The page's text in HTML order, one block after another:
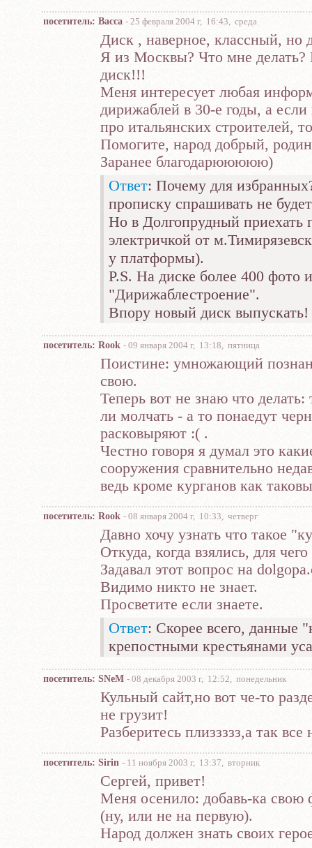
посетитель: Bacca - 25 февраля 2004 г, 16:43, среда
Диск , наверное, классный, но
Я из Москвы? Что мне
диск!!!
Меня интересует любая
дирижаблей в 30-е годы, а
про итальянских строителей,
Помогите, народ добрый,
Заранее благодарююююю)
Ответ: Почему для
прописку спрашивать не
Но в Долгопрудный приехать
электричкой от
у платформы).
P.S. На диске более 400 фото
"Дирижаблестроение".
Впору новый диск
посетитель: Rook - 09 января 2004 г, 13:18, пятница
Поистине: умножающий
свою.
Теперь вот не знаю что делать:
ли молчать - а то понаедут
расковыряют :( .
Честно говоря я думал это
сооружения сравнительно
ведь кроме курганов как
посетитель: Rook - 08 января 2004 г, 10:33, четверг
Давно хочу узнать что такое
Откуда, когда взялись, для
Задавал этот вопрос на
Видимо никто не знает.
Просветите если знаете.
Ответ: Скорее всего, данные
крепостными крестьянами
посетитель: SNeM - 08 декабря 2003 г, 12:52, понедельник
Кульный сайт,но вот че-то
не грузит!
Разберитесь плиззззз,а так все
посетитель: Sirin - 11 ноября 2003 г, 13:37, вторник
Сергей, привет!
Меня осенило: добавь-ка свою
(ну, или не на первую).
Народ должен знать своих